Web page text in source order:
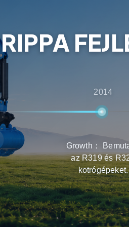
RIPPA
2014
Growth：
az R319 és
kotrógépeket.